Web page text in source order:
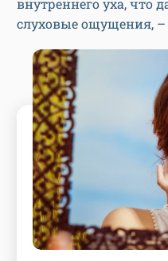
внутреннего уха, что
слуховые ощущения, –